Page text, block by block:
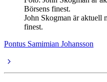
Börsens finest.
John Skogman är aktuell
finest.
Pontus Samimian Johansson